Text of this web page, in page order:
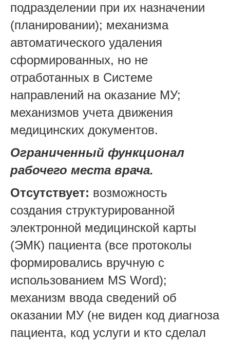
подразделении при их назначении
(планировании); механизма
автоматического удаления
сформированных, но не
отработанных в Системе
направлений на оказание МУ;
механизмов учета движения
медицинских документов.
Ограниченный функционал
рабочего места врача.
Отсутствует: возможность
создания структурированной
электронной медицинской карты
(ЭМК) пациента (все протоколы
формировались вручную с
использованием MS Word);
механизм ввода сведений об
оказании МУ (не виден код диагноза
пациента, код услуги и кто сделал